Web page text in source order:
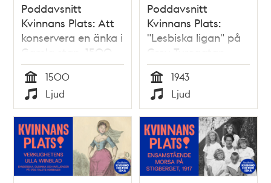
Poddavsnitt
Kvinnans Plats: Att
konservera en änka i
Gamla stan, 1500-
talet
Tid
1500
Typ
Ljud
Poddavsnitt
Kvinnans Plats:
"Lesbiska ligan" på
Grev Turegatan,
1943
Tid
1943
Typ
Ljud